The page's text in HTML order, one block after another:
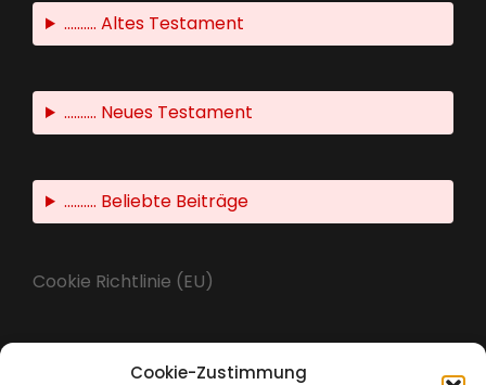
Cookie-Zustimmung
.......... Altes Testament
.......... Neues Testament
.......... Beliebte Beiträge
Cookie Richtlinie (EU)